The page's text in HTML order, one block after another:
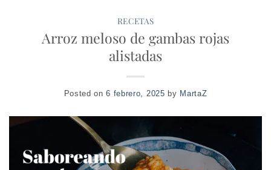
RECETAS
Arroz meloso de gambas rojas
alistadas
Posted on6 febrero, 2025 by MartaZ